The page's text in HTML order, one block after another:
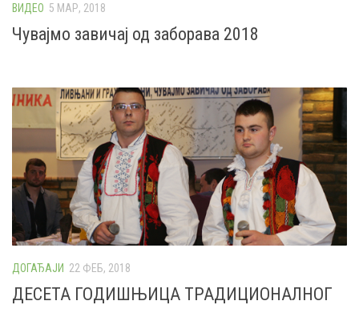
ВИДЕО 5 МАР, 2018
Чувајмо завичај од заборава 2018
ДОГАЂАЈИ 22 ФЕБ, 2018
ДЕСЕТА ГОДИШЊИЦА ТРАДИЦИОНАЛНОГ